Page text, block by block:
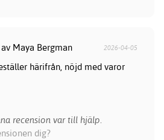
Maya Bergman 2026-04-05
härifrån, nöjd med varor
recension var till hjälp.
dig?